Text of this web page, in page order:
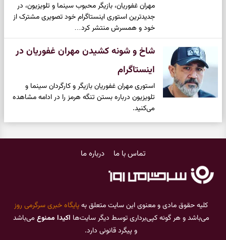
مهران غفوریان، بازیگر محبوب سینما و تلویزیون، در
جدیدترین استوری اینستاگرام خود تصویری مشترک از
خود و همسرش منتشر کرد…
شاخ و شونه کشیدن مهران غفوریان در
اینستاگرام
استوری مهران غفوریان بازیگر و کارگردان سینما و
تلویزیون درباره بستن تنگه هرمز را در ادامه مشاهده
می‌کنید.
تماس با ما درباره ما
کلیه حقوق مادی و معنوی این سایت متعلق بهپایگاه خبری سرگرمی روز
می‌باشد و هر گونه کپی‌برداری توسط دیگر سایت‌ها اکیدا ممنوع می‌باشد
و پیگرد قانونی دارد.